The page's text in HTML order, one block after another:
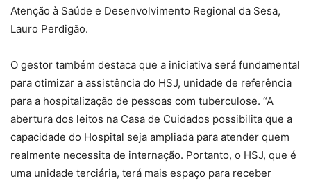
Atenção à Saúde e Desenvolvimento Regional da Sesa,
Lauro Perdigão.
O gestor também destaca que a iniciativa será fundamental
para otimizar a assistência do HSJ, unidade de referência
para a hospitalização de pessoas com tuberculose. “A
abertura dos leitos na Casa de Cuidados possibilita que a
capacidade do Hospital seja ampliada para atender quem
realmente necessita de internação. Portanto, o HSJ, que é
uma unidade terciária, terá mais espaço para receber